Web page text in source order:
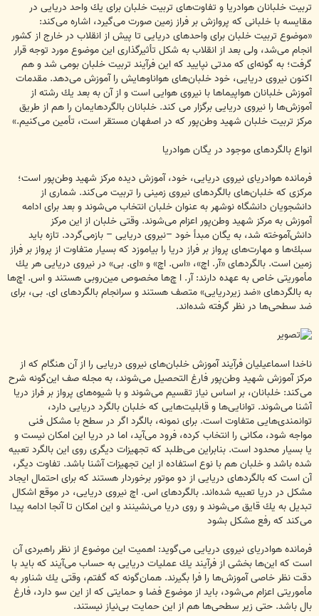
تربیت خلبانان هوادریا و تفاوت‌های تربیت خلبان برای یك واحد دریایی در
مقایسه با خلبانی كه پروازش بر فراز زمین صورت می‌گیرد، اشاره می‌كند:
«موضوع تربیت خلبان برای واحدهای دریایی تا پیش از انقلاب در خارج از كشور
انجام می‌شد، ولی بعد از انقلاب به شكل تأثیرگذاری این موضوع مورد توجه قرار
گرفت؛ به گونه‌ای كه مدتی نپایید كه این فرآیند تربیت خلبان بومی شد و هم
اكنون نیروی دریایی، خود خلبان‌های هواناوهایش را آموزش می‌دهد. مقدمات
آموزش خلبانان هواپیماها با نیروی هوایی است و از آن به بعد یك رشته از
آموزش‌ها را نیروی دریایی برگزار می كند. خلبانان بالگردهایمان را هم از طریق
مركز تربیت خلبان شهید وطن‌پور كه در اصفهان مستقر است، تأمین می‌كنیم.»
انواع بالگردهای موجود در یگان هوادریا
فرمانده هوادریای نیروی دریایی، خود، آموزش دیده مركز شهید وطن‌پور است؛
مركزی كه خلبان‌های بالگردهای نیروی زمینی را تربیت می‌كند. شماری از
دانشجویان دانشگاه نوشهر به عنوان خلبان انتخاب می‌شوند و بعد برای ادامه
آموزش به مركز شهید وطن‌پور اعزام می‌شوند. وقتی خلبان از این مركز
دانش‌آموخته شد، به یگان مبدأ خود –نیروی دریایی – بازمی‌گردد. تازه باید
سبك‌ها و مهارت‌های پرواز بر فراز دریا را بیاموزد كه بسیار متفاوت از پرواز بر فراز
زمین است. بالگردهای «آر. اچ»، «اس. اچ» و «ای. بی» در نیروی دریایی هر یك
مأموریتی خاص به عهده دارند: آر. ا چ‌ها مخصوص مین‌روبی هستند و اس. اچ‌ها
به بالگردهای «ضد زیردریایی» متصف هستند و سرانجام بالگردهای ای. بی، برای
ضد سطحی‌ها در نظر گرفته شده‌اند.
ناخدا اسماعیلیان فرآیند آموزش خلبان‌های نیروی دریایی را از آن هنگام كه از
مركز آموزش شهید وطن‌پور فارغ التحصیل می‌شوند، به مجله صف این‌گونه شرح
می‌كند: خلبانان، بر اساس نیاز تقسیم می‌شوند و با شیوه‌های پرواز بر فراز دریا
آشنا می‌شوند. توانایی‌ها و قابلیت‌هایی كه خلبان بالگرد دریایی دارد،
توانمندی‌هایی متفاوت است. برای نمونه، بالگرد اگر در سطح با مشكل فنی
مواجه شود، مكانی را انتخاب كرده، فرود می‌آید، اما در دریا این امكان نیست و
یا بسیار محدود است. بنابراین می‌طلبد كه تجهیزات دیگری روی این بالگرد تعبیه
شده باشد و خلبان هم با نوع استفاده از این تجهیزات آشنا باشد. تفاوت دیگر،
آن است كه بالگردهای دریایی از دو موتور برخوردار هستند كه برای احتمال ایجاد
مشكل در دریا تعبیه شده‌اند. بالگردهای اس. اچ نیروی دریایی، در موقع اشكال
تبدیل به یك قایق می‌شوند و روی دریا می‌نشینند و این امكان تا آنجا ادامه پیدا
می‌كند كه رفع مشكل بشود
فرمانده هوادریای نیروی دریایی می‌گوید: اهمیت این موضوع از نظر راهبردی آن
است كه این‌ها بخشی از فرآیند یك عملیات دریایی به حساب می‌آیند كه باید با
دقت نظر خاصی آموزش‌ها را فرا بگیرند. همان‌گونه كه گفتم، وقتی یك شناور به
مأموریتی اعزام می‌شود، باید از موضوع فضا و حمایتی كه از این سو دارد، فارغ
بال باشد. حتی زیر سطحی‌ها هم از این حمایت بی‌نیاز نیستند.